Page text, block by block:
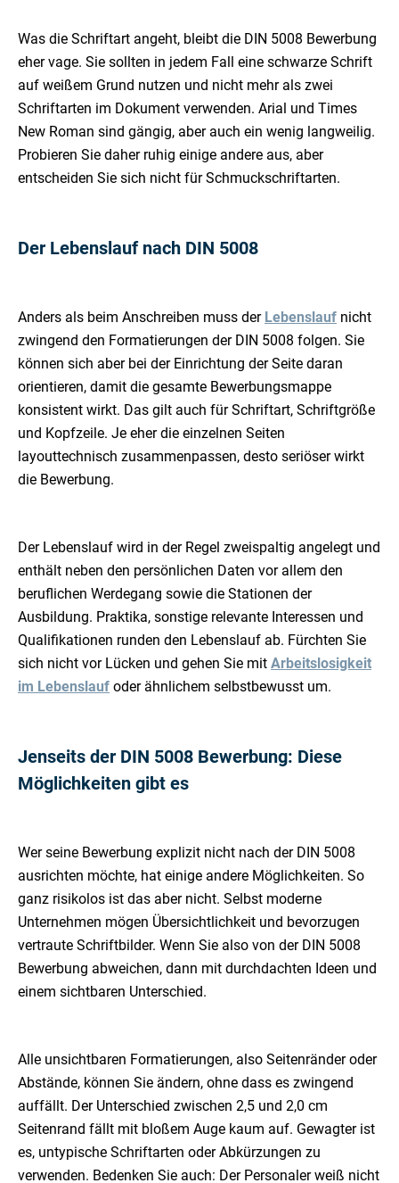
Was die Schriftart angeht, bleibt die DIN 5008 Bewerbung
eher vage. Sie sollten in jedem Fall eine schwarze Schrift
auf weißem Grund nutzen und nicht mehr als zwei
Schriftarten im Dokument verwenden. Arial und Times
New Roman sind gängig, aber auch ein wenig langweilig.
Probieren Sie daher ruhig einige andere aus, aber
entscheiden Sie sich nicht für Schmuckschriftarten.
Der Lebenslauf nach DIN 5008
Anders als beim Anschreiben muss der Lebenslauf nicht
zwingend den Formatierungen der DIN 5008 folgen. Sie
können sich aber bei der Einrichtung der Seite daran
orientieren, damit die gesamte Bewerbungsmappe
konsistent wirkt. Das gilt auch für Schriftart, Schriftgröße
und Kopfzeile. Je eher die einzelnen Seiten
layouttechnisch zusammenpassen, desto seriöser wirkt
die Bewerbung.
Der Lebenslauf wird in der Regel zweispaltig angelegt und
enthält neben den persönlichen Daten vor allem den
beruflichen Werdegang sowie die Stationen der
Ausbildung. Praktika, sonstige relevante Interessen und
Qualifikationen runden den Lebenslauf ab. Fürchten Sie
sich nicht vor Lücken und gehen Sie mit Arbeitslosigkeit
im Lebenslauf oder ähnlichem selbstbewusst um.
Jenseits der DIN 5008 Bewerbung: Diese
Möglichkeiten gibt es
Wer seine Bewerbung explizit nicht nach der DIN 5008
ausrichten möchte, hat einige andere Möglichkeiten. So
ganz risikolos ist das aber nicht. Selbst moderne
Unternehmen mögen Übersichtlichkeit und bevorzugen
vertraute Schriftbilder. Wenn Sie also von der DIN 5008
Bewerbung abweichen, dann mit durchdachten Ideen und
einem sichtbaren Unterschied.
Alle unsichtbaren Formatierungen, also Seitenränder oder
Abstände, können Sie ändern, ohne dass es zwingend
auffällt. Der Unterschied zwischen 2,5 und 2,0 cm
Seitenrand fällt mit bloßem Auge kaum auf. Gewagter ist
es, untypische Schriftarten oder Abkürzungen zu
verwenden. Bedenken Sie auch: Der Personaler weiß nicht